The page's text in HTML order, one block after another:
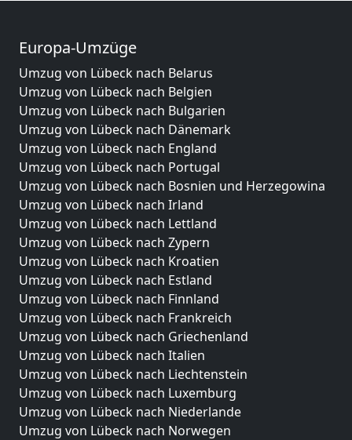
Europa-Umzüge
Umzug von Lübeck nach Belarus
Umzug von Lübeck nach Belgien
Umzug von Lübeck nach Bulgarien
Umzug von Lübeck nach Dänemark
Umzug von Lübeck nach England
Umzug von Lübeck nach Portugal
Umzug von Lübeck nach Bosnien und Herzegowina
Umzug von Lübeck nach Irland
Umzug von Lübeck nach Lettland
Umzug von Lübeck nach Zypern
Umzug von Lübeck nach Kroatien
Umzug von Lübeck nach Estland
Umzug von Lübeck nach Finnland
Umzug von Lübeck nach Frankreich
Umzug von Lübeck nach Griechenland
Umzug von Lübeck nach Italien
Umzug von Lübeck nach Liechtenstein
Umzug von Lübeck nach Luxemburg
Umzug von Lübeck nach Niederlande
Umzug von Lübeck nach Norwegen